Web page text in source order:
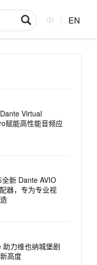
中 EN
Virtual
赋能高性能音频应
新 Dante AVIO
器，专为专业视
助力维也纳城堡剧
高度